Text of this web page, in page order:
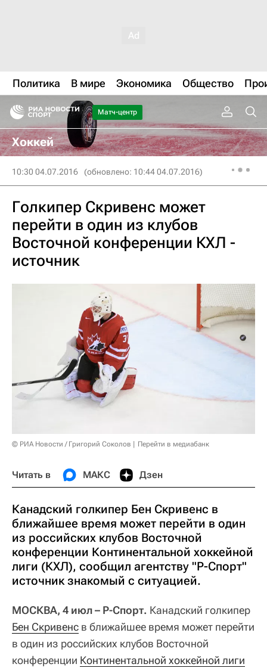
Политика В мире Экономика Общество
Матч-центр
Хоккей
10:30 04.07.2016 (обновлено: 10:44 04.07.2016)
Голкипер Скривенс может
перейти в один из клубов
Восточной конференции КХЛ -
источник
© РИА Новости / Григорий Соколов Перейти в медиабанк
Читать в МАКС Дзен
Канадский голкипер Бен Скривенс в
ближайшее время может перейти в один
из российских клубов Восточной
конференции Континентальной хоккейной
лиги (КХЛ), сообщил агентству "Р-Спорт"
источник знакомый с ситуацией.
МОСКВА, 4 июл – Р-Спорт. Канадский голкипер
Бен Скривенс в ближайшее время может перейти
в один из российских клубов Восточной
конференции Континентальной хоккейной лиги